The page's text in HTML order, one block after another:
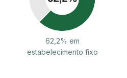
62,2% em
estabelecimento fixo